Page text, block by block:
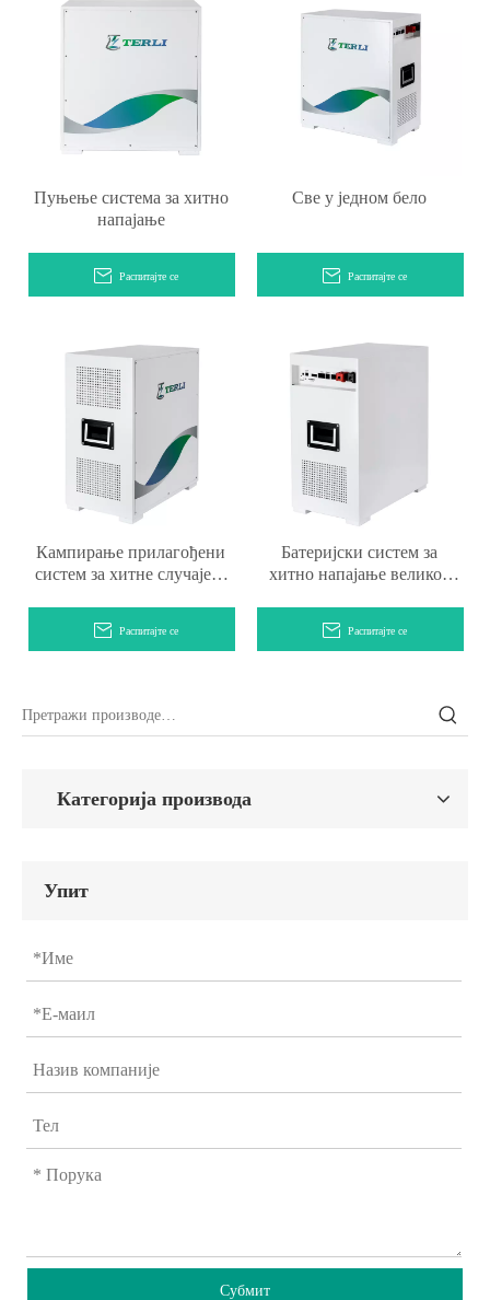
Пуњење система за хитно
напајање
Распитајте се
Све у једном бело
Распитајте се
Кампирање прилагођени
систем за хитне случајеве
Распитајте се
Батеријски систем за
хитно напајање великог
Распитајте се
Категорија производа
Упит
Субмит